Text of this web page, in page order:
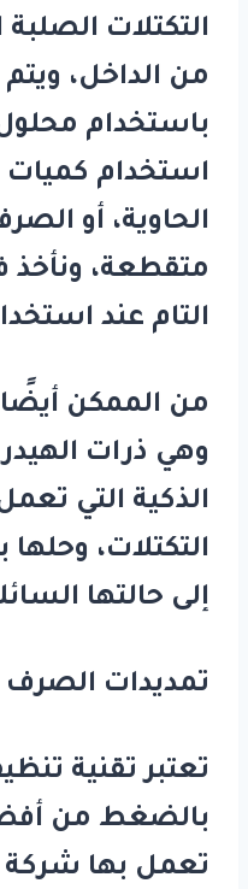
التكتلات
من الداخل،
باستخدام
استخدام
الحاوية، أو
متقطعة، ونأخذ
التام عند
من الممكن
وهي ذرات
الذكية التي
التكتلات،
إلى حالتها
تمديدات
تعتبر تقنية
بالضغط من
تعمل بها